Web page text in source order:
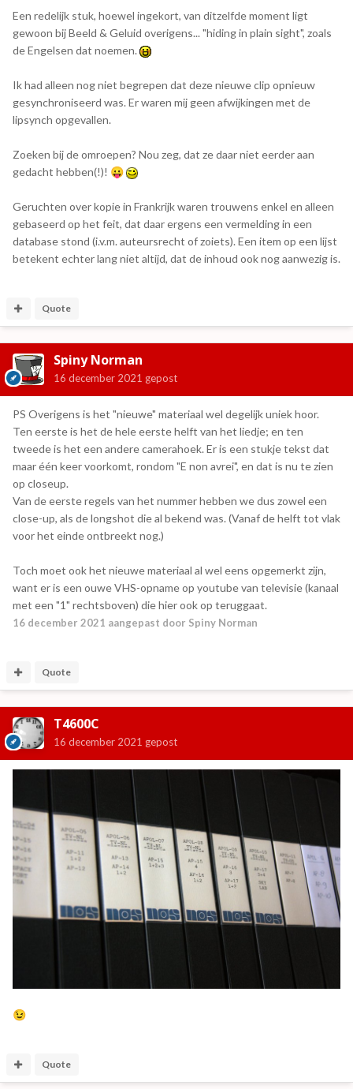
Een redelijk stuk, hoewel ingekort, van ditzelfde moment ligt
gewoon bij Beeld & Geluid overigens... "hiding in plain sight", zoals
de Engelsen dat noemen.
Ik had alleen nog niet begrepen dat deze nieuwe clip opnieuw
gesynchroniseerd was. Er waren mij geen afwijkingen met de
lipsynch opgevallen.
Zoeken bij de omroepen? Nou zeg, dat ze daar niet eerder aan
gedacht hebben(!)! 😛
Geruchten over kopie in Frankrijk waren trouwens enkel en alleen
gebaseerd op het feit, dat daar ergens een vermelding in een
database stond (i.v.m. auteursrecht of zoiets). Een item op een lijst
betekent echter lang niet altijd, dat de inhoud ook nog aanwezig is.
Quote
Spiny Norman
16 december 2021 gepost
PS Overigens is het "nieuwe" materiaal wel degelijk uniek hoor.
Ten eerste is het de hele eerste helft van het liedje; en ten
tweede is het een andere camerahoek. Er is een stukje tekst dat
maar één keer voorkomt, rondom "E non avrei", en dat is nu te zien
op closeup.
Van de eerste regels van het nummer hebben we dus zowel een
close-up, als de longshot die al bekend was. (Vanaf de helft tot vlak
voor het einde ontbreekt nog.)
Toch moet ook het nieuwe materiaal al wel eens opgemerkt zijn,
want er is een ouwe VHS-opname op youtube van televisie (kanaal
met een "1" rechtsboven) die hier ook op teruggaat.
16 december 2021 aangepast door Spiny Norman
Quote
T4600C
16 december 2021 gepost
😉
Quote